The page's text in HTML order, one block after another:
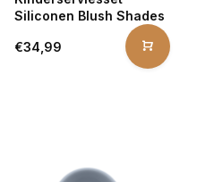
Siliconen Blush Shades
€34,99